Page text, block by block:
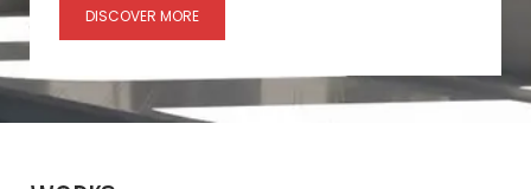
DISCOVER MORE